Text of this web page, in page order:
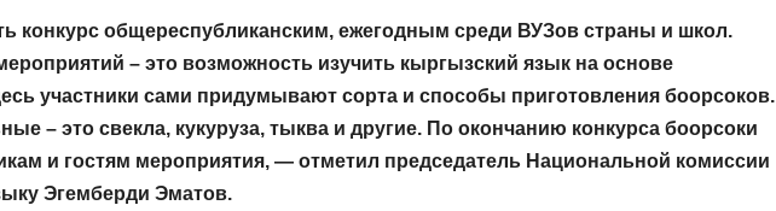
конкурс общереспубликанским, ежегодным среди ВУЗов страны и школ.
– это возможность изучить кыргызский язык на основе
участники сами придумывают сорта и способы приготовления боорсоков.
– это свекла, кукуруза, тыква и другие. По окончанию конкурса боорсоки
и гостям мероприятия, — отметил председатель Национальной комиссии
Эгемберди Эматов.